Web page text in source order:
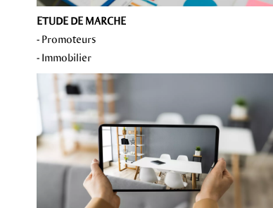
ETUDE DE MARCHE
- Promoteurs
- Immobilier